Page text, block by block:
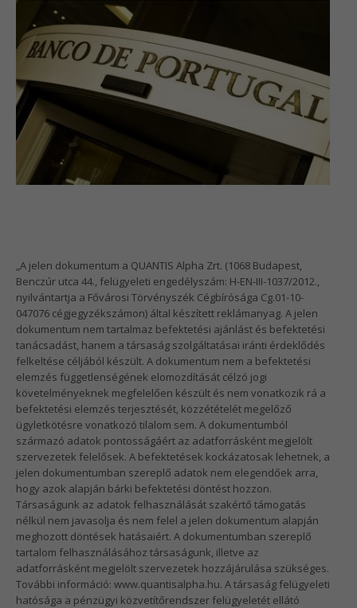
„A jelen dokumentum a QUANTIS Alpha Zrt. (1068 Budapest,
Benczúr utca 44., felügyeleti engedélyszám: H-EN-III-1037/2012.,
nyilvántartja a Fővárosi Törvényszék Cégbírósága Cg.01-10-
047076 cégjegyzékszámon) által készített reklámanyag. A jelen
dokumentum nem tartalmaz befektetési ajánlást és befektetési
tanácsadást, hanem a társaság szolgáltatásai iránti érdeklődés
felkeltése céljából készült. A dokumentum nem a befektetési
elemzés függetlenségének elomozdítását célzó jogi
követelményeknek megfelelően készült és nem vonatkozik rá a
befektetési elemzés terjesztését, közzétételét megelőző
ügyletkötésre vonatkozó tilalom sem. A dokumentumból
származó adatok pontosságáért az adatforrásként megjelölt
szervezetek felelősek. A befektetések kockázatosak lehetnek, a
jelen dokumentumban szereplő adatok nem elegendőek arra,
hogy azok alapján bárki befektetési döntést hozzon.
Társaságunk az adatok felhasználását szakértő támogatás
nélkül nem javasolja és nem felel a jelen dokumentum alapján
meghozott döntések hatásaiért. A dokumentumban szereplő
tartalom felhasználásához társaságunk, illetve az
adatforrásként megjelölt szervezetek hozzájárulása szükséges.
További információ: www.quantisalpha.hu. A társaság felügyeleti
hatósága a pénzügyi közvetítőrendszer felügyeletét ellátó